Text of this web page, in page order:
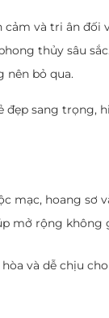
và tri ân đối
thủy sâu
nên bỏ qua.
sang trọng,
mạc, hoang sơ
mở rộng không
và dễ chịu